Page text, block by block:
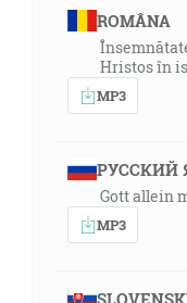
ROMÂNA
Hristos în
MP3
РУССКИЙ
Gott allein
MP3